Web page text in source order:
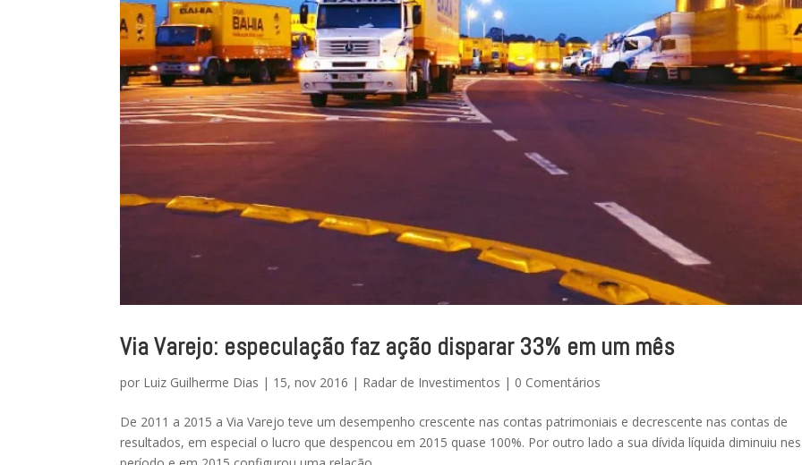
Via Varejo: especulação faz ação disparar 33% em um mês
por Luiz Guilherme Dias | 15, nov 2016 | Radar de Investimentos | 0 Comentários
De 2011 a 2015 a Via Varejo teve um desempenho crescente nas contas patrimoniais e decrescente nas contas de
resultados, em especial o lucro que despencou em 2015 quase 100%. Por outro lado a sua dívida líquida diminuiu